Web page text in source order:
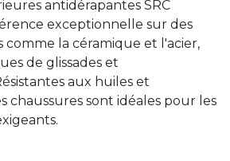
antidérapantes SRC
exceptionnelle sur des
comme la céramique et l'acier,
de glissades et
aux huiles et
chaussures sont idéales pour les